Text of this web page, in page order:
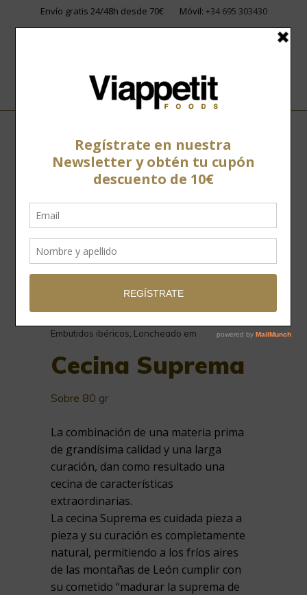
Envío gratis 24/48h desde 70€ Móvil: +34 695 303430
Embutidos ibéricos Loncheado em
Cecina Suprema
Sobre 80 gr
La combinación de una materia prima
de grandísima calidad y una larga
curación, dan como resultado una
cecina de características
extraordinarias.
La cecina Suprema es cuidada pieza a
pieza y su curación es completamente
natural, permitiendo a los fríos aires
de las montañas de León cumplir con
su cometido “madurar la suprema de